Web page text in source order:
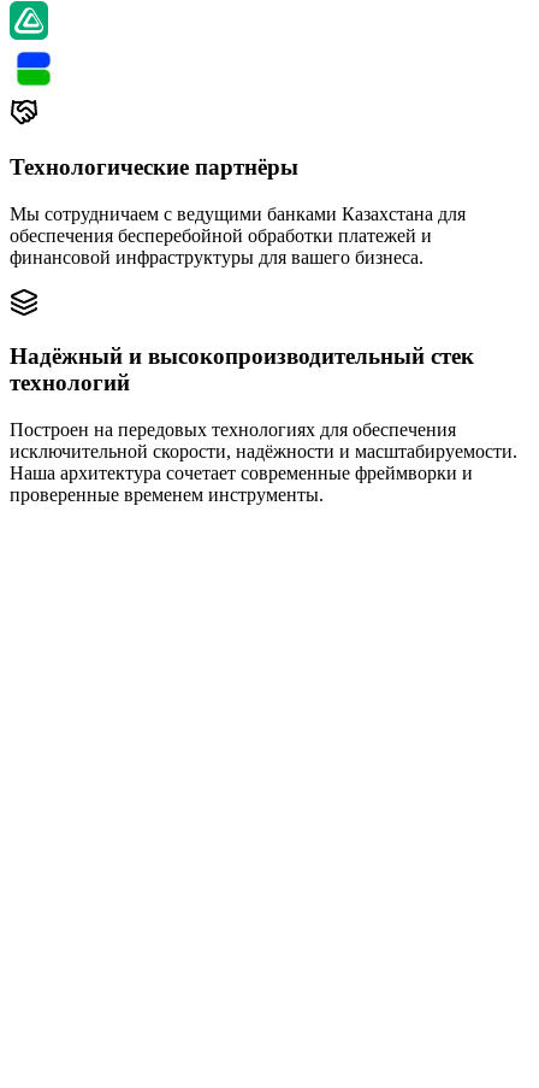
Технологические партнёры
Мы сотрудничаем с ведущими банками Казахстана для
обеспечения бесперебойной обработки платежей и
финансовой инфраструктуры для вашего бизнеса.
Надёжный и высокопроизводительный стек
технологий
Построен на передовых технологиях для обеспечения
исключительной скорости, надёжности и масштабируемости.
Наша архитектура сочетает современные фреймворки и
проверенные временем инструменты.